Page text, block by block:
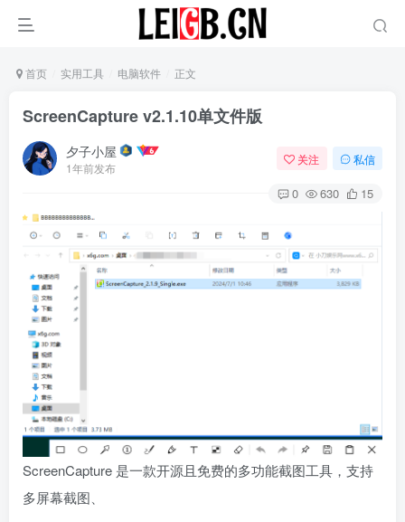
首页 实用工具 电脑软件 正文
ScreenCapture v2.1.10单文件版
夕子小屋
1年前发布
关注 私信
0 630 15
ScreenCapture 是一款开源且免费的多功能截图工具，支持
多屏幕截图、